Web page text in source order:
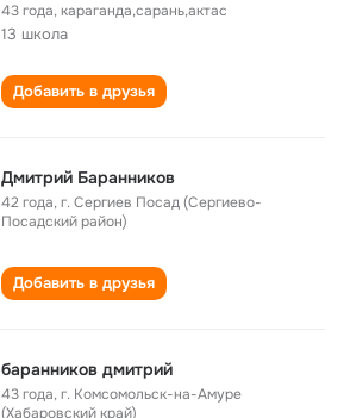
43 года,караганда,сарань,актас
13 школа
Добавить в друзья
Дмитрий Баранников
42 года,г. Сергиев Посад (Сергиево-
Посадский район)
Добавить в друзья
баранников дмитрий
43 года,г. Комсомольск-на-Амуре
(Хабаровский край)